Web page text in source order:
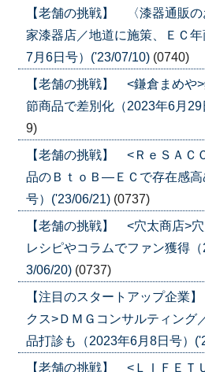
【老舗の挑戦】 〈漆器通販
家漆器店／地道に施策、ＥＣ
7月6日号）('23/07/10) (0740)
【老舗の挑戦】 <鎌倉まめや
節商品で差別化（2023年6月
9)
【老舗の挑戦】 <ＲｅＳＡＣ
品のＢｔｏＢ―ＥＣで存在感高
号）('23/06/21) (0737)
【老舗の挑戦】 <穴太商店>
レシピやコラムでファン獲得
3/06/20) (0737)
【注目のスタートアップ企業
クス>ＤＭＧコンサルティング
品打診も（2023年6月8日号）
【老舗の挑戦】 <ＬＩＦＥ